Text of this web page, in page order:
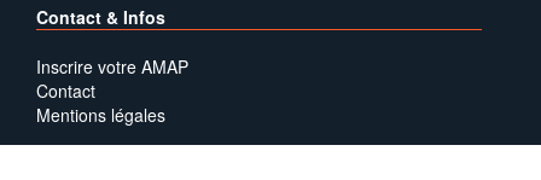
Contact & Infos
Inscrire votre AMAP
Contact
Mentions légales